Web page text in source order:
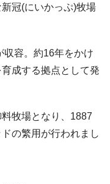
冠(にいかっぷ)牧場
収容。約16年をかけ
成する拠点として発
牧場となり、1887
の繁用が行われまし